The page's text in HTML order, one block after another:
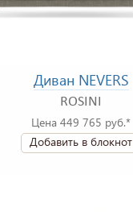
Диван NEVERS
ROSINI
Цена 449 765 руб.*
Добавить в блокнот